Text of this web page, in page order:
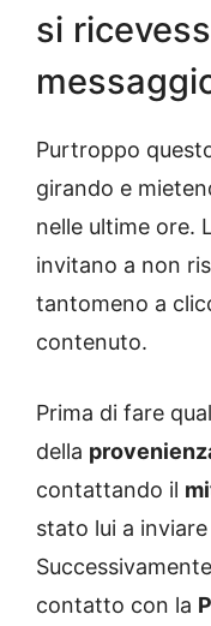
si
Purtroppo
girando e
nelle ultime ore.
invitano a non
tantomeno a
contenuto.
Prima di fare
della
contattando il
stato lui a
contatto con la